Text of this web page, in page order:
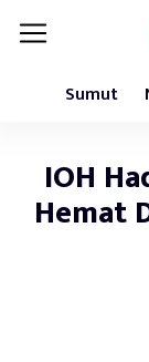
Sumut
IOH
Hemat